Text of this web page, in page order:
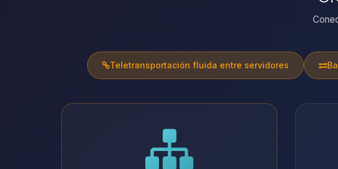
Teletransportación fluida entre servidores